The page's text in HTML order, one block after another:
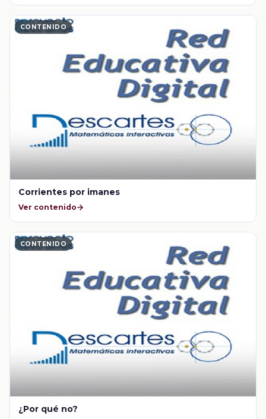
CONTENIDO
Corrientes por imanes
Ver contenido
CONTENIDO
¿Por qué no?